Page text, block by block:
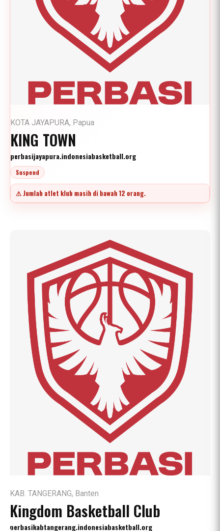
KOTA JAYAPURA, Papua
KING TOWN
perbasijayapura.indonesiabasketball.org
Suspend
⚠ Jumlah atlet klub masih di bawah 12 orang.
KAB. TANGERANG, Banten
Kingdom Basketball Club
perbasikabtangerang.indonesiabasketball.org